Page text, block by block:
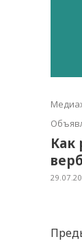
Как